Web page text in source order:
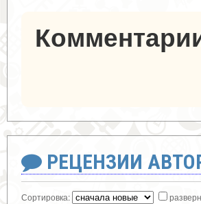
РЕЦЕНЗИИ
Сортировка: